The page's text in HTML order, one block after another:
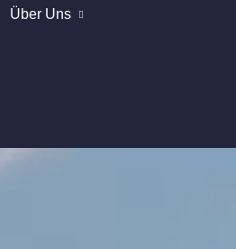
Über Uns